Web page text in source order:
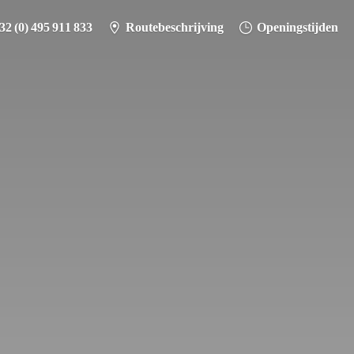
(0) 495 911 833 Routebeschrijving Openingstijden